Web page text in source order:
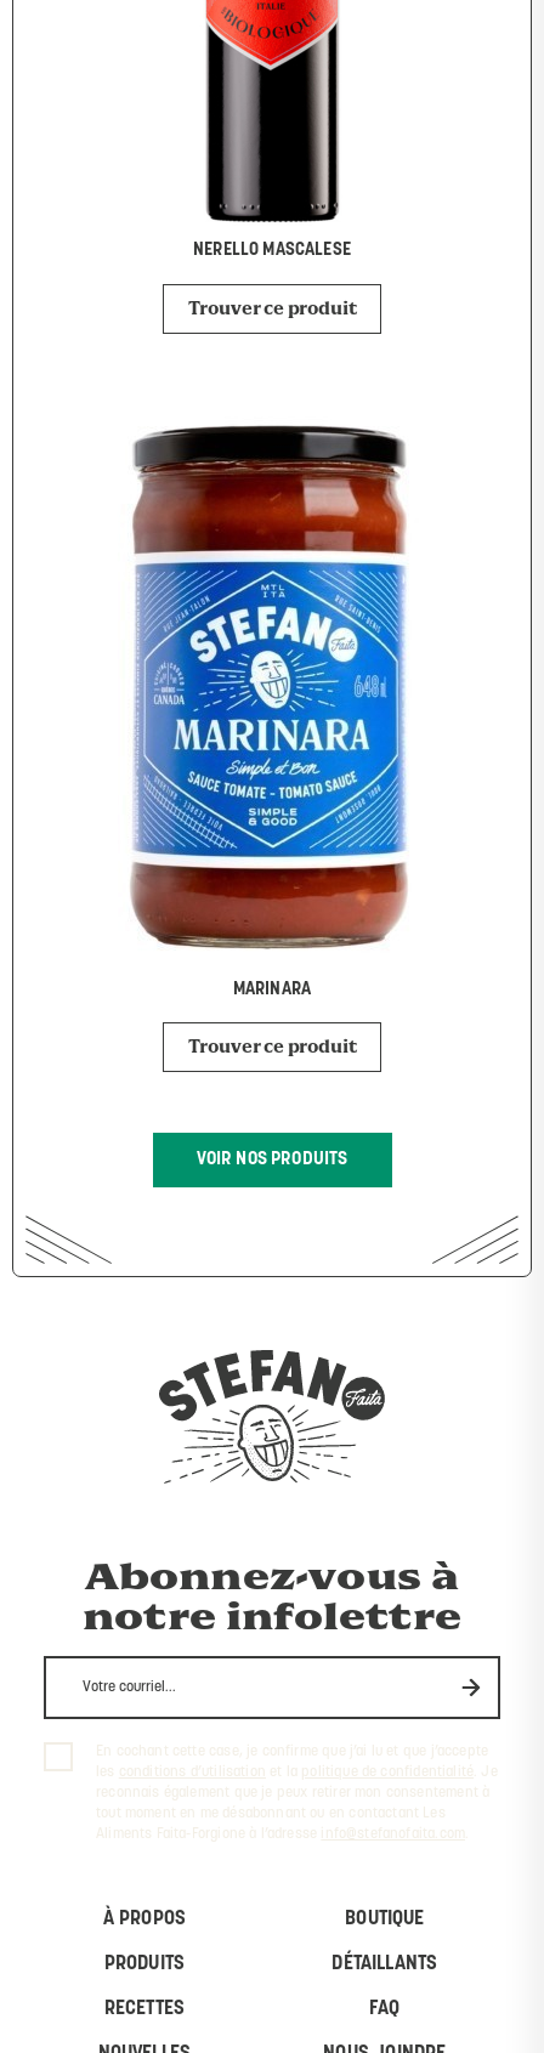
NERELLO MASCALESE
Trouver ce produit
MARINARA
Trouver ce produit
VOIR NOS PRODUITS
À PROPOS BOUTIQUE
PRODUITS DÉTAILLANTS
RECETTES FAQ
Abonnez-vous à
notre infolettre
En cochant cette case, je confirme que j’ai lu et que j’accepte
les conditions d’utilisation et la politique de confidentialité
. Je
reconnais également que je peux retirer mon consentement à
tout moment en me désabonnant ou en contactant Les
Aliments Faita-Forgione à l’adresse
info@stefanofaita.com